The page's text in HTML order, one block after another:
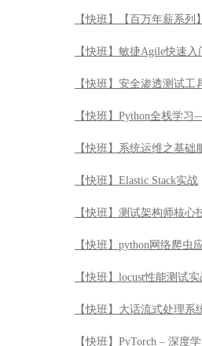
【快班】Elastic Stack实战
【快班】测试架构师核心
【快班】python网络爬虫
【快班】locust性能测试实
【快班】大话流式处理系
【快班】PyTorch – 深度
【快班】MySQL高可用原
【快班】快速成为深度学
【快班】Python数据可视
【快班】股票投资高手武